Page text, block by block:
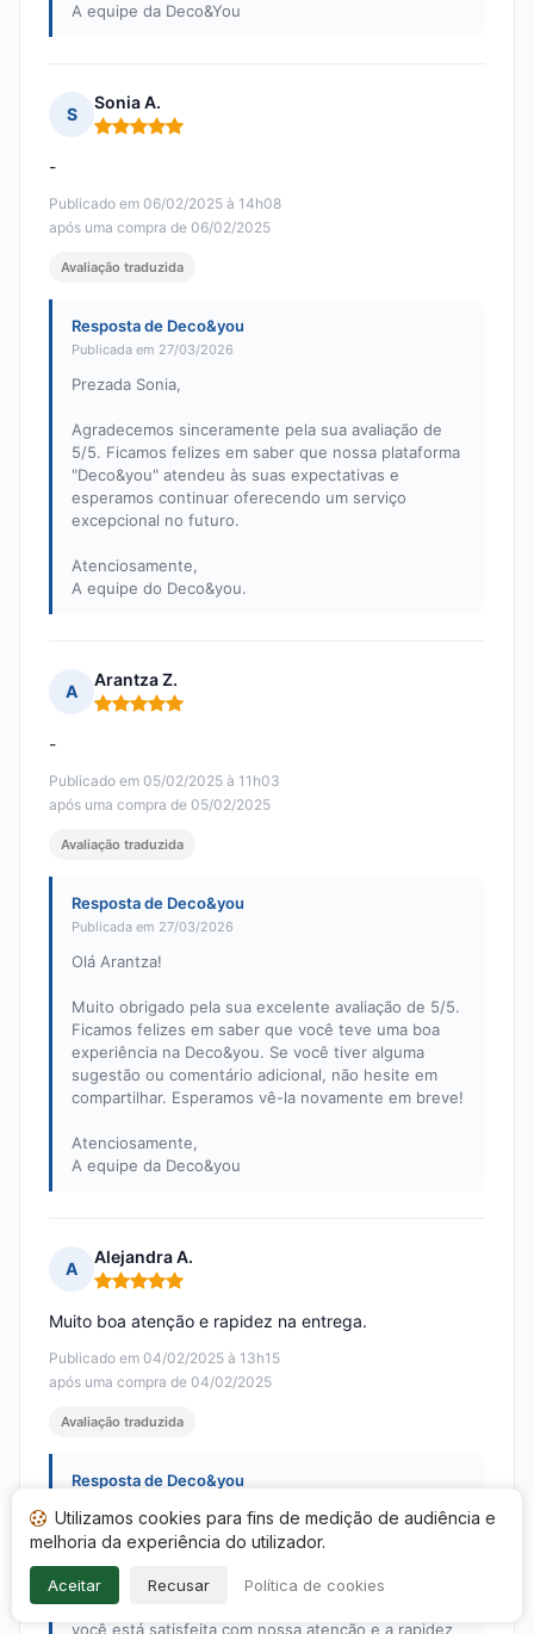
A equipe da Deco&You
S
Sonia A.
Nota: 5 em 5
Publicado em 06/02/2025 à 14h08
após uma compra de 06/02/2025
-
Avaliação traduzida
Resposta de Deco&you
Publicada em 27/03/2026
Prezada Sonia,
Agradecemos sinceramente pela sua avaliação de
5/5. Ficamos felizes em saber que nossa plataforma
"Deco&you" atendeu às suas expectativas e
esperamos continuar oferecendo um serviço
excepcional no futuro.
Atenciosamente,
A equipe do Deco&you.
A
Arantza Z.
Nota: 5 em 5
Publicado em 05/02/2025 à 11h03
após uma compra de 05/02/2025
-
Avaliação traduzida
Resposta de Deco&you
Publicada em 27/03/2026
Olá Arantza!
Muito obrigado pela sua excelente avaliação de 5/5.
Ficamos felizes em saber que você teve uma boa
experiência na Deco&you. Se você tiver alguma
sugestão ou comentário adicional, não hesite em
compartilhar. Esperamos vê-la novamente em breve!
Atenciosamente,
A equipe da Deco&you
A
Alejandra A.
Nota: 5 em 5
Publicado em 04/02/2025 à 13h15
após uma compra de 04/02/2025
Muito boa atenção e rapidez na entrega.
Avaliação traduzida
Resposta de Deco&you
Olá Alejandra!
Muito obrigado pelo seu comentário e pela
excelente avaliação. Ficamos felizes em saber que
você está satisfeita com nossa atenção e a rapidez
Utilizamos cookies para fins de medição de audiência e
melhoria da experiência do utilizador.
Aceitar Recusar Política de cookies